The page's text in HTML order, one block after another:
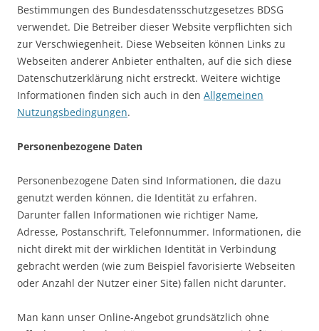
Bestimmungen des Bundesdatensschutzgesetzes BDSG
verwendet. Die Betreiber dieser Website verpflichten sich
zur Verschwiegenheit. Diese Webseiten können Links zu
Webseiten anderer Anbieter enthalten, auf die sich diese
Datenschutzerklärung nicht erstreckt. Weitere wichtige
Informationen finden sich auch in den Allgemeinen
Nutzungsbedingungen.
Personenbezogene Daten
Personenbezogene Daten sind Informationen, die dazu
genutzt werden können, die Identität zu erfahren.
Darunter fallen Informationen wie richtiger Name,
Adresse, Postanschrift, Telefonnummer. Informationen, die
nicht direkt mit der wirklichen Identität in Verbindung
gebracht werden (wie zum Beispiel favorisierte Webseiten
oder Anzahl der Nutzer einer Site) fallen nicht darunter.
Man kann unser Online-Angebot grundsätzlich ohne